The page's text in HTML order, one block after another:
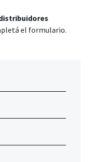
el formulario.